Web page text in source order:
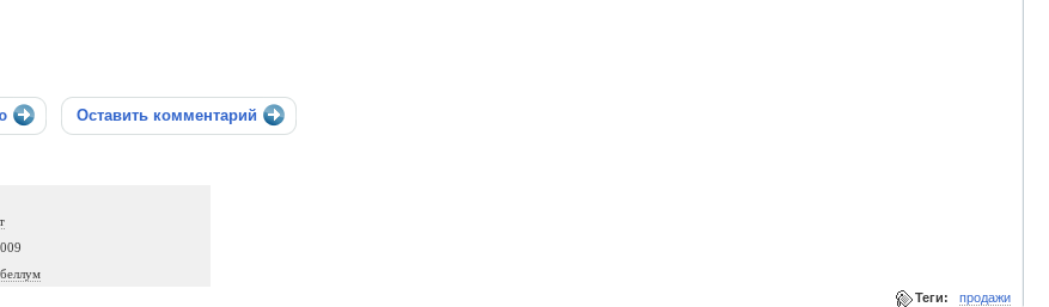
Оставить комментарий
Теги: продажи